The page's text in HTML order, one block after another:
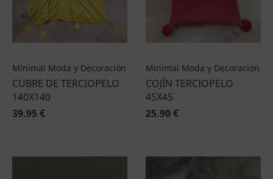
Minimal Moda y Decoración
CUBRE DE TERCIOPELO
140X140
39.95 €
Minimal Moda y Decoración
COJÍN TERCIOPELO
45X45
25.90 €